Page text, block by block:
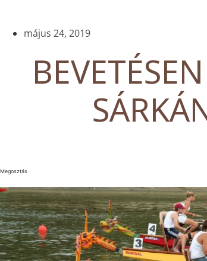
május 24, 2019
Megosztás